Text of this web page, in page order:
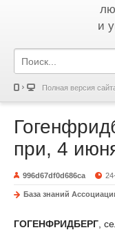
и
Полная версия
при, 4
996d67df0d686ca
База знаний
ГОГЕНФРИДБЕРГ ,